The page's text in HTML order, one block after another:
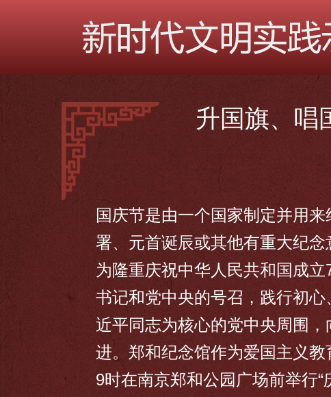
升国旗、唱
国庆节是由一个国家制定并用
署、元首诞辰或其他有重大纪念
为隆重庆祝中华人民共和国成
书记和党中央的号召，践行初
近平同志为核心的党中央周围
进。郑和纪念馆作为爱国主义
9时在南京郑和公园广场前举行